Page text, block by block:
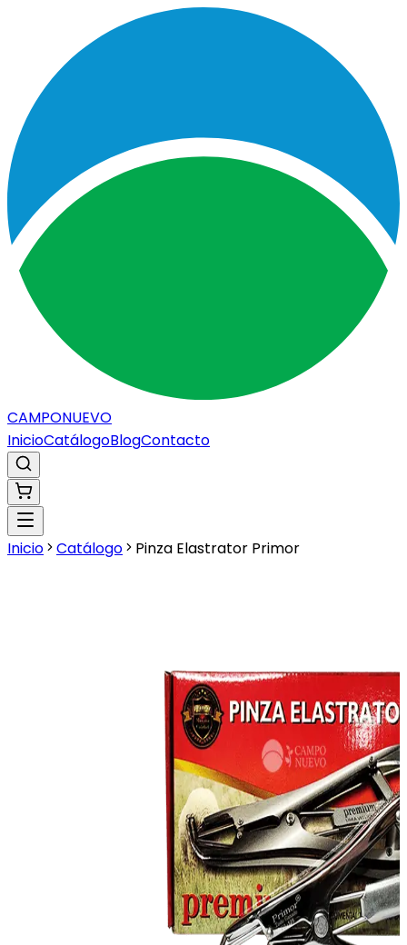
CAMPONUEVO
InicioCatálogoBlogContacto
Inicio Catálogo Pinza Elastrator Primor